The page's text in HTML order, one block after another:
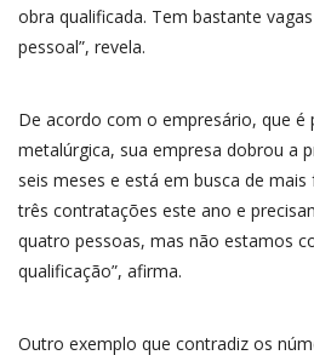
obra qualificada. Tem bastante
pessoal”, revela.
De acordo com o empresário, que é
metalúrgica, sua empresa dobrou a
seis meses e está em busca de
três contratações este ano e
quatro pessoas, mas não estamos
qualificação”, afirma.
Outro exemplo que contradiz os